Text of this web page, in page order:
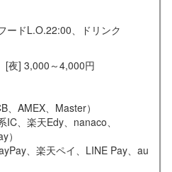
ードL.O.22:00、ドリンク
夜] 3,000～4,000円
、AMEX、Master）
、楽天Edy、nanaco、
）
、楽天ペイ、LINE Pay、au